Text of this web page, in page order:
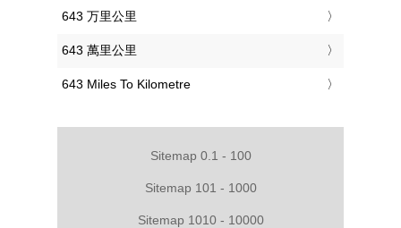
‎643 万里公里
‎643 萬里公里
‎643 Miles To Kilometre
Sitemap 0.1 - 100
Sitemap 101 - 1000
Sitemap 1010 - 10000